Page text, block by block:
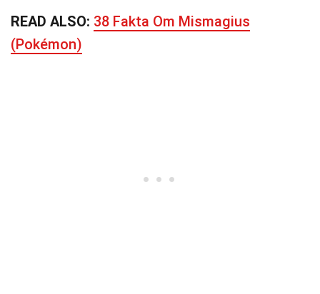
READ ALSO: 38 Fakta Om Mismagius
(Pokémon)